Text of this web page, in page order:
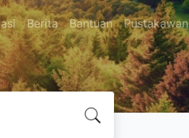
Berita Bantuan Pustakawan